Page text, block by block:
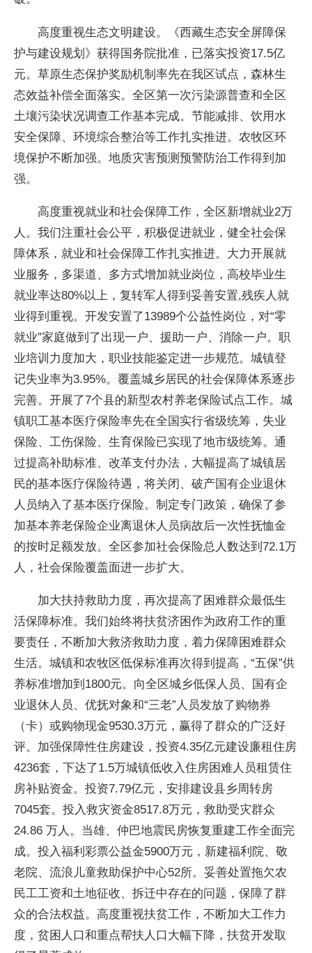
高度重视生态文明建设。《西藏生态安全屏障保
护与建设规划》获得国务院批准，已落实投资17.5亿
元。草原生态保护奖励机制率先在我区试点，森林生
态效益补偿全面落实。全区第一次污染源普查和全区
土壤污染状况调查工作基本完成。节能减排、饮用水
安全保障、环境综合整治等工作扎实推进。农牧区环
境保护不断加强。地质灾害预测预警防治工作得到加
强。
高度重视就业和社会保障工作，全区新增就业2万
人。我们注重社会公平，积极促进就业，健全社会保
障体系，就业和社会保障工作扎实推进。大力开展就
业服务，多渠道、多方式增加就业岗位，高校毕业生
就业率达80%以上，复转军人得到妥善安置,残疾人就
业得到重视。开发安置了13989个公益性岗位，对“零
就业”家庭做到了出现一户、援助一户、消除一户。职
业培训力度加大，职业技能鉴定进一步规范。城镇登
记失业率为3.95%。覆盖城乡居民的社会保障体系逐步
完善。开展了7个县的新型农村养老保险试点工作。城
镇职工基本医疗保险率先在全国实行省级统筹，失业
保险、工伤保险、生育保险已实现了地市级统筹。通
过提高补助标准、改革支付办法，大幅提高了城镇居
民的基本医疗保险待遇，将关闭、破产国有企业退休
人员纳入了基本医疗保险。制定专门政策，确保了参
加基本养老保险企业离退休人员病故后一次性抚恤金
的按时足额发放。全区参加社会保险总人数达到72.1万
人，社会保险覆盖面进一步扩大。
加大扶持救助力度，再次提高了困难群众最低生
活保障标准。我们始终将扶贫济困作为政府工作的重
要责任，不断加大救济救助力度，着力保障困难群众
生活。城镇和农牧区低保标准再次得到提高，“五保”供
养标准增加到1800元。向全区城乡低保人员、国有企
业退休人员、优抚对象和“三老”人员发放了购物券
（卡）或购物现金9530.3万元，赢得了群众的广泛好
评。加强保障性住房建设，投资4.35亿元建设廉租住房
4236套，下达了1.5万城镇低收入住房困难人员租赁住
房补贴资金。投资7.79亿元，安排建设县乡周转房
7045套。投入救灾资金8517.8万元，救助受灾群众
24.86 万人。当雄、仲巴地震民房恢复重建工作全面完
成。投入福利彩票公益金5900万元，新建福利院、敬
老院、流浪儿童救助保护中心52所。妥善处置拖欠农
民工工资和土地征收、拆迁中存在的问题，保障了群
众的合法权益。高度重视扶贫工作，不断加大工作力
度，贫困人口和重点帮扶人口大幅下降，扶贫开发取